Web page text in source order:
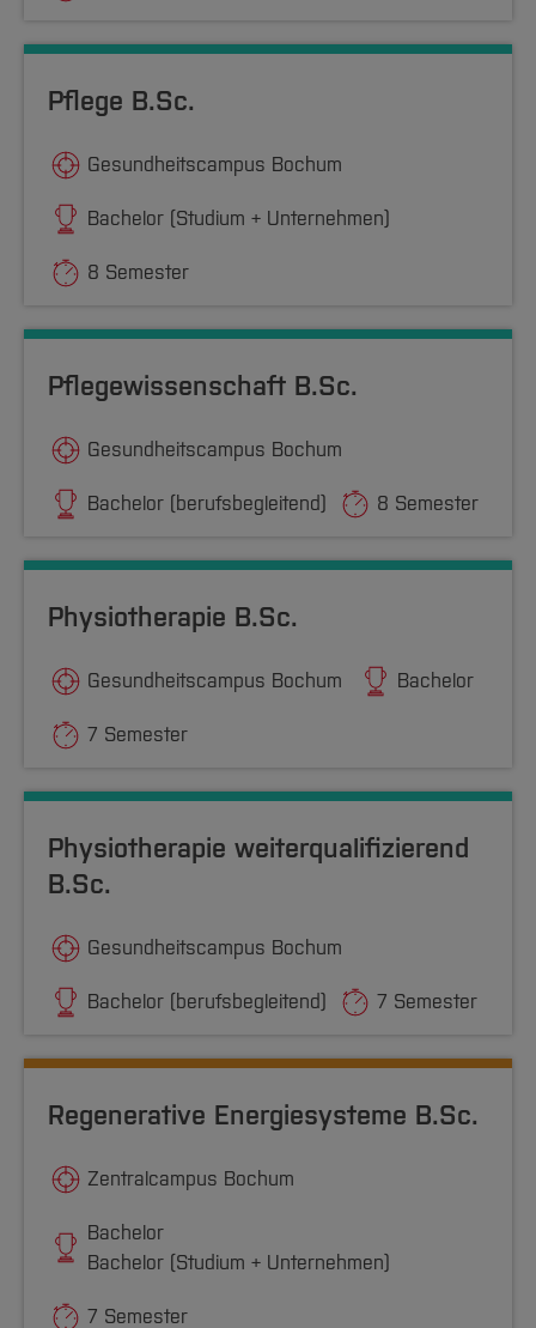
Pflege B.Sc.
Gesundheitscampus Bochum
Bachelor (Studium + Unternehmen)
8 Semester
Pflegewissenschaft B.Sc.
Gesundheitscampus Bochum
Bachelor (berufsbegleitend) 8 Semester
Physiotherapie B.Sc.
Gesundheitscampus Bochum Bachelor
7 Semester
Physiotherapie weiterqualifizierend
B.Sc.
Gesundheitscampus Bochum
Bachelor (berufsbegleitend) 7 Semester
Regenerative Energiesysteme B.Sc.
Zentralcampus Bochum
Bachelor
Bachelor (Studium + Unternehmen)
7 Semester